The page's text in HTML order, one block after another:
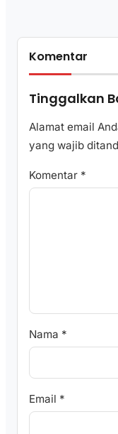
Komentar
Tinggalkan
Alamat email
yang wajib
Komentar *
Nama *
Email *